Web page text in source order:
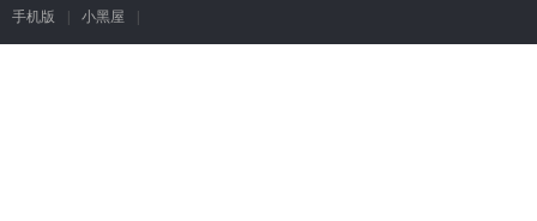
手机版 | 小黑屋 |